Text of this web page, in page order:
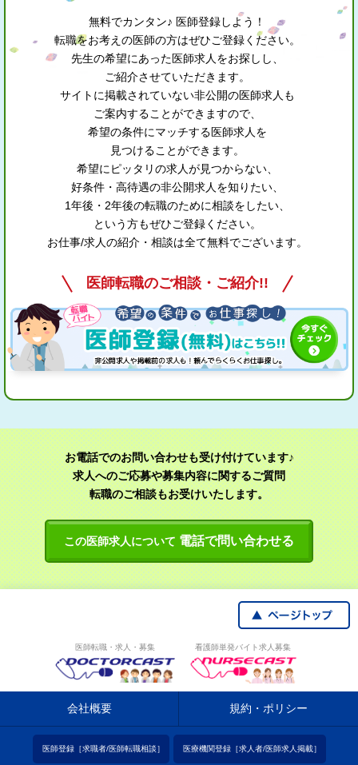
無料でカンタン♪ 医師登録しよう！
転職をお考えの医師の方はぜひご登録ください。
先生の希望にあった医師求人をお探しし、
ご紹介させていただきます。
サイトに掲載されていない非公開の医師求人も
ご案内することができますので、
希望の条件にマッチする医師求人を
見つけることができます。
希望にピッタリの求人が見つからない、
好条件・高待遇の非公開求人を知りたい、
1年後・2年後の転職のために相談をしたい、
という方もぜひご登録ください。
お仕事/求人の紹介・相談は全て無料でございます。
医師転職のご相談・ご紹介!!
お電話でのお問い合わせも受け付けています♪
求人へのご応募や募集内容に関するご質問
転職のご相談もお受けいたします。
この医師求人について 電話で問い合わせる
医師転職・求人・募集 看護師単発バイト求人募集
会社概要 規約・ポリシー
医師登録［求職者/医師転職相談］ 医療機関登録［求人者/医師求人掲載］